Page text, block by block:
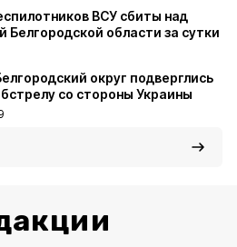
ВСУ сбиты над
Белгородской области за сутки
округ подверглись
со стороны Украины